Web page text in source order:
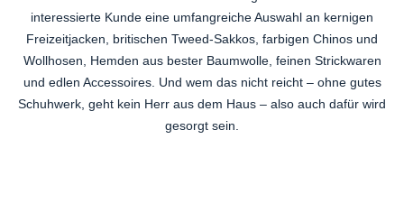
interessierte Kunde eine umfangreiche Auswahl an kernigen
Freizeitjacken, britischen Tweed-Sakkos, farbigen Chinos und
Wollhosen, Hemden aus bester Baumwolle, feinen Strickwaren
und edlen Accessoires. Und wem das nicht reicht – ohne gutes
Schuhwerk, geht kein Herr aus dem Haus – also auch dafür wird
gesorgt sein.